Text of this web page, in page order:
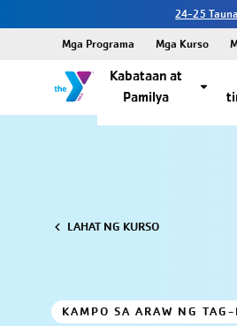
24-25
Kabataan at
Pamilya
Mga Programa Mga Kurso
LAHAT NG KURSO
KAMPO SA ARAW NG